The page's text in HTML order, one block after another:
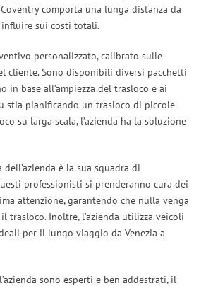
comporta una lunga distanza da
influire sui costi totali.
personalizzato, calibrato sulle
cliente. Sono disponibili diversi pacchetti
in base all’ampiezza del trasloco e ai
stia pianificando un trasloco di piccole
su larga scala, l’azienda ha la soluzione
è la sua squadra di
professionisti si prenderanno cura dei
attenzione, garantendo che nulla venga
trasloco. Inoltre, l’azienda utilizza veicoli
per il lungo viaggio da Venezia a
sono esperti e ben addestrati, il